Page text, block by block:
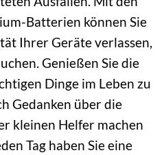
Batterien können Sie
Ihrer Geräte verlassen,
Genießen Sie die
Dinge im Leben zu
Gedanken über die
kleinen Helfer machen
Tag haben Sie eine